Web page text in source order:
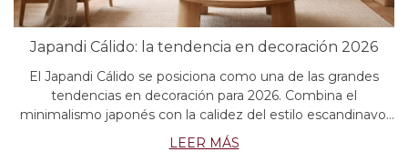
Japandi Cálido: la tendencia en decoración 2026
El Japandi Cálido se posiciona como una de las grandes
tendencias en decoración para 2026. Combina el
minimalismo japonés con la calidez del estilo escandinavo,
creando espacios serenos, funcionales y acogedores. Es
ideal para quienes buscan hogares
LEER MÁS